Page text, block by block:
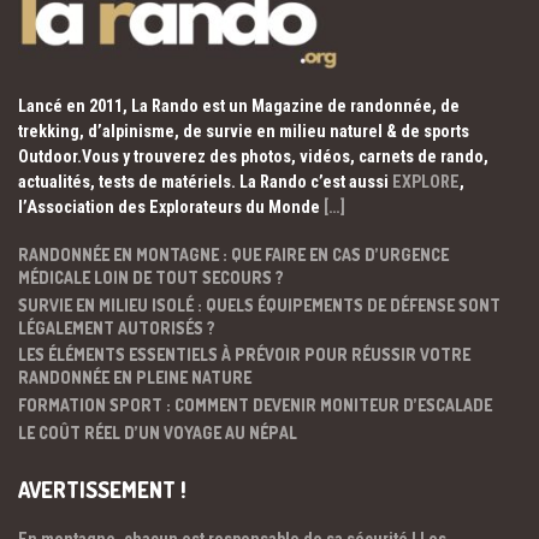
Lancé en 2011, La Rando est un Magazine de randonnée, de
trekking, d’alpinisme, de survie en milieu naturel & de sports
Outdoor.Vous y trouverez des photos, vidéos, carnets de rando,
actualités, tests de matériels. La Rando c’est aussi EXPLORE,
l’Association des Explorateurs du Monde […]
RANDONNÉE EN MONTAGNE : QUE FAIRE EN CAS D’URGENCE
MÉDICALE LOIN DE TOUT SECOURS ?
SURVIE EN MILIEU ISOLÉ : QUELS ÉQUIPEMENTS DE DÉFENSE SONT
LÉGALEMENT AUTORISÉS ?
LES ÉLÉMENTS ESSENTIELS À PRÉVOIR POUR RÉUSSIR VOTRE
RANDONNÉE EN PLEINE NATURE
FORMATION SPORT : COMMENT DEVENIR MONITEUR D’ESCALADE
LE COÛT RÉEL D’UN VOYAGE AU NÉPAL
AVERTISSEMENT !